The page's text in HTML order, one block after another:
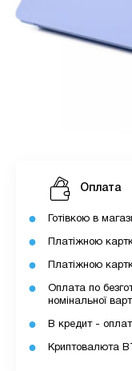
Оплата
Готівкою в
Платіжною
Платіжною
Оплата по
номінальної
В кредит -
Криптовалюта